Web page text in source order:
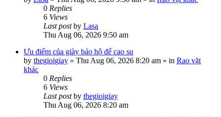
0 Replies
6 Views
Last postby Lasa
Thu Aug 06, 2026 9:50 am
Ưu điểm của giày bảo hộ đế cao su
by thegioigiay » Thu Aug 06, 2026 8:20 am » in Rao vặt
khác
0 Replies
6 Views
Last postby thegioigiay
Thu Aug 06, 2026 8:20 am